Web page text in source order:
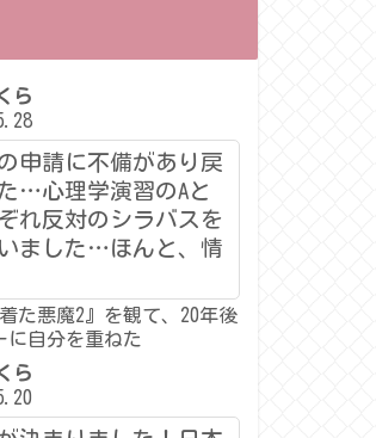
ら
申請に不備があり戻
…心理学演習のAと
れ反対のシラバスを
ました…ほんと、情
た悪魔2』を観て、20年後
に自分を重ねた
ら